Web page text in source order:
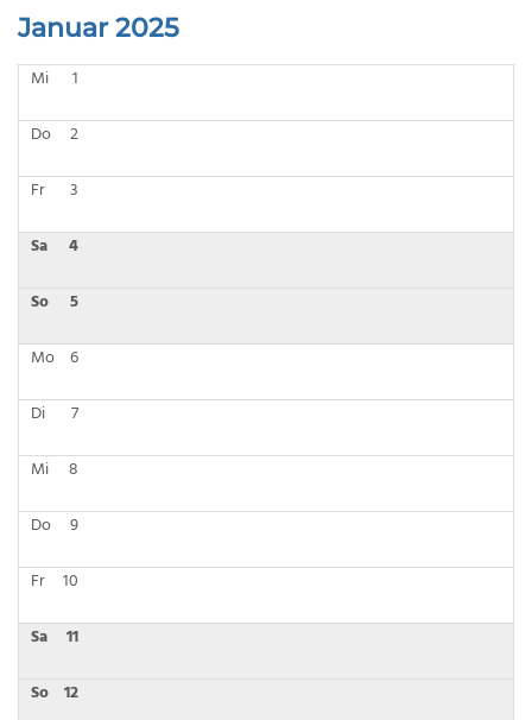
Januar 2025
Mi 1
Do 2
Fr 3
Sa 4
So 5
Mo 6
Di 7
Mi 8
Do 9
Fr 10
Sa 11
So 12